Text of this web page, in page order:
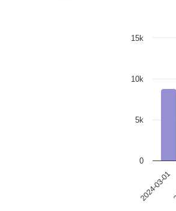
2024-03-01
0
5k
10k
15k